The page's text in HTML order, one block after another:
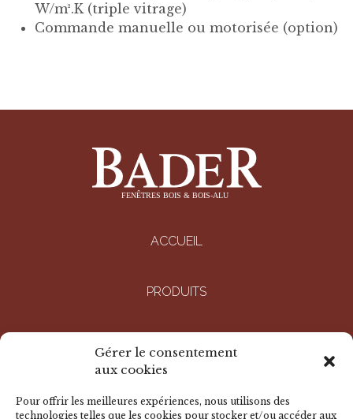
Gérer le consentement
aux cookies
Pour offrir les meilleures expériences, nous utilisons des
technologies telles que les cookies pour stocker et/ou accéder aux
W/m².K (triple vitrage)
Commande manuelle ou motorisée (option)
ACCUEIL
PRODUITS